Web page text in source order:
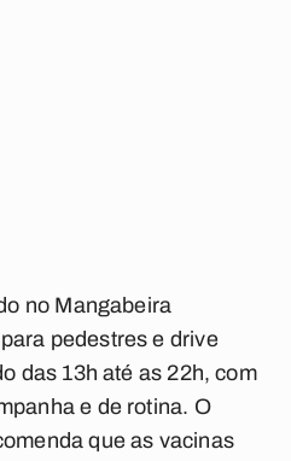
no Mangabeira
pedestres e drive
das 13h até as 22h, com
e de rotina. O
que as vacinas